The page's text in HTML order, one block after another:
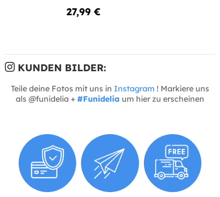
27,99 €
KUNDEN BILDER:
Teile deine Fotos mit uns in Instagram ! Markiere uns
als @funidelia + #Funidelia um hier zu erscheinen